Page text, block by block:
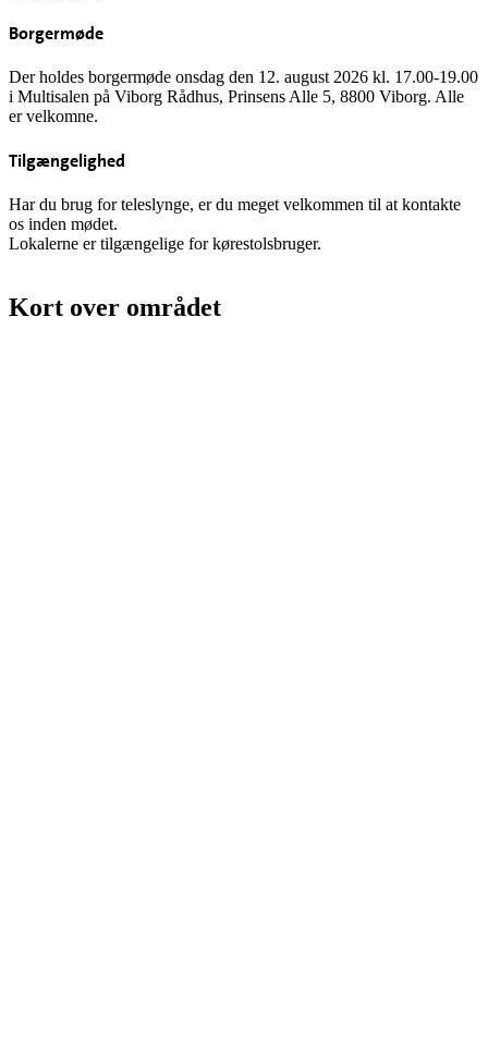
Borgermøde
Der holdes borgermøde onsdag den 12. august 2026 kl. 17.00-19.00
i Multisalen på Viborg Rådhus, Prinsens Alle 5, 8800 Viborg. Alle
er velkomne.
Tilgængelighed
Har du brug for teleslynge, er du meget velkommen til at kontakte
os inden mødet.
Lokalerne er tilgængelige for kørestolsbruger.
Kort over området